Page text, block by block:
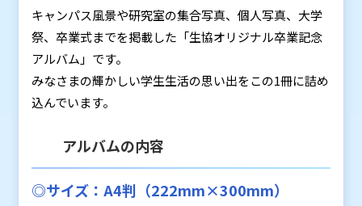
キャンパス風景や研究室の集合写真、個人写真、大学
祭、卒業式までを掲載した「生協オリジナル卒業記念
アルバム」です。
みなさまの輝かしい学生生活の思い出をこの1冊に詰め
込んでいます。
アルバムの内容
◎サイズ：A4判（222mm×300mm）